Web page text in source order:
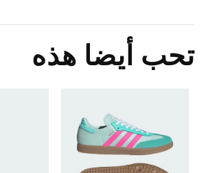
تحب أيضا هذه